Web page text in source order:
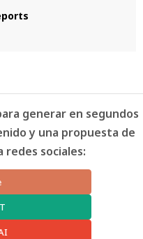
generar en segundos
y una propuesta de
sociales: